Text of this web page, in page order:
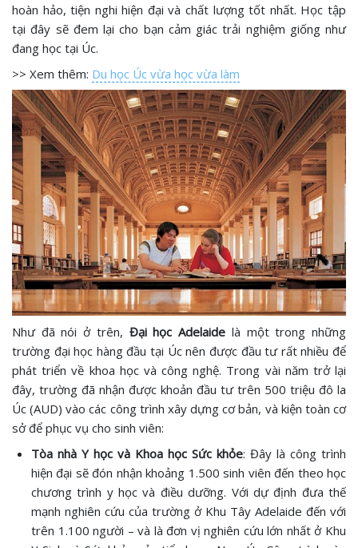
hoàn hảo, tiện nghi hiện đại và chất lượng tốt nhất. Học tập
tại đây sẽ đem lại cho bạn cảm giác trải nghiệm giống như
đang học tại Úc.
>> Xem thêm: Du học Úc vừa học vừa làm
Như đã nói ở trên, Đại học Adelaide là một trong những
trường đại học hàng đầu tại Úc nên được đầu tư rất nhiều để
phát triển về khoa học và công nghệ. Trong vài năm trở lại
đây, trường đã nhận được khoản đầu tư trên 500 triệu đô la
Úc (AUD) vào các công trình xây dựng cơ bản, và kiện toàn cơ
sở để phục vụ cho sinh viên:
Tòa nhà Y học và Khoa học Sức khỏe: Đây là công trình
hiện đại sẽ đón nhận khoảng 1.500 sinh viên đến theo học
chương trình y học và điều dưỡng. Với dự định đưa thế
mạnh nghiên cứu của trường ở Khu Tây Adelaide đến với
trên 1.100 người – và là đơn vị nghiên cứu lớn nhất ở Khu